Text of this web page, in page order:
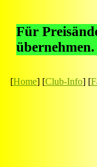
Für
[Home] [Club-Info] [